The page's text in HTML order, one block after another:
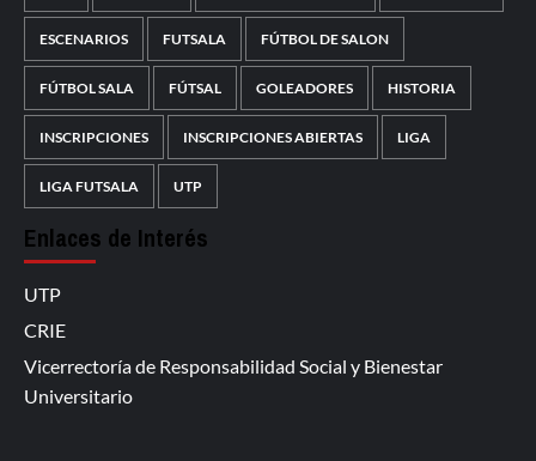
ESCENARIOS FUTSALA FÚTBOL DE SALON
FÚTBOL SALA FÚTSAL GOLEADORES HISTORIA
INSCRIPCIONES INSCRIPCIONES ABIERTAS LIGA
LIGA FUTSALA UTP
Enlaces de Interés
UTP
CRIE
Vicerrectoría de Responsabilidad Social y Bienestar
Universitario